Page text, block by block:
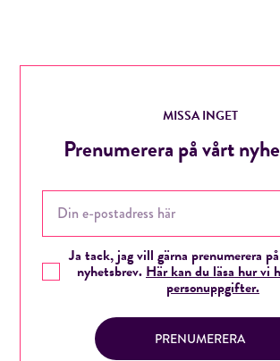
MISSA INGET
Prenumerera på vårt
Ja tack, jag vill gärna prenumerera
nyhetsbrev.Här kan du läsa hur vi
personuppgifter.
PRENUMERERA